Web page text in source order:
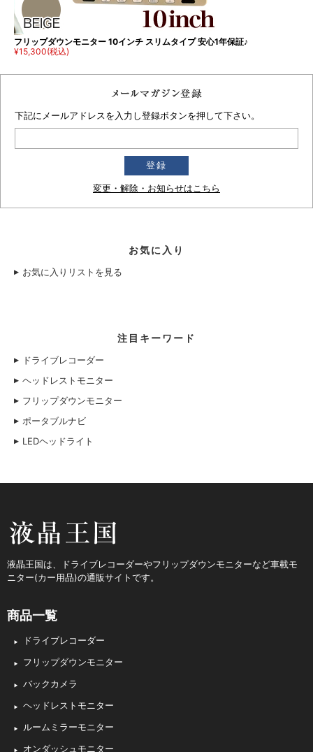
フリップダウンモニター 10インチ スリムタイプ 安心1年保証♪
¥15,300(税込)
下記にメールアドレスを入力し登録ボタンを押して下さい。
変更・解除・お知らせはこちら
お気に入り
お気に入りリストを見る
注目キーワード
ドライブレコーダー
ヘッドレストモニター
フリップダウンモニター
ポータブルナビ
LEDヘッドライト
液晶王国は、ドライブレコーダーやフリップダウンモニターなど車載モ
ニター(カー用品)の通販サイトです。
商品一覧
ドライブレコーダー
フリップダウンモニター
バックカメラ
ヘッドレストモニター
ルームミラーモニター
オンダッシュモニター